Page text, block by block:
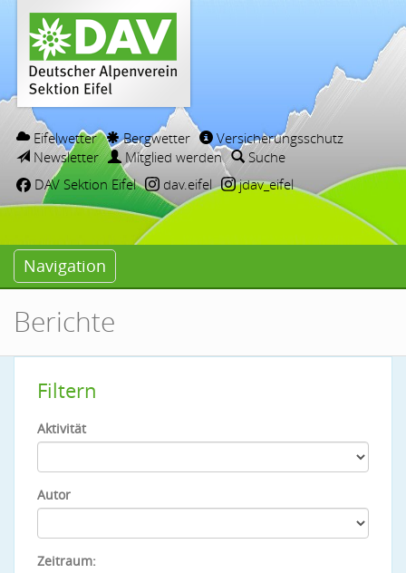
Eifelwetter Bergwetter
Versicherungsschutz
Newsletter
Mitglied werden
Suche
DAV Sektion Eifel
dav.eifel jdav_eifel
Navigation
Berichte
Filtern
Aktivität
Autor
Zeitraum: